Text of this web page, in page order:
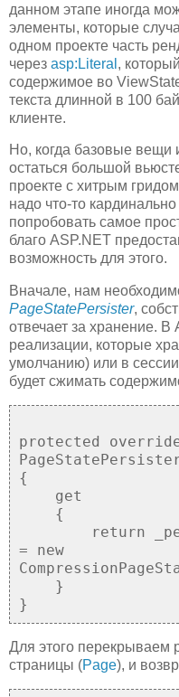
данном этапе иногда
элементы, которые
одном проекте часть
через asp:Literal ,
содержимое во
текста длинной в 100
клиенте.
Но, когда базовые вещи
остаться большой
проекте с хитрым
надо что-то
попробовать самое
благо ASP.NET
возможность для этого.
Вначале, нам
PageStatePersister,
отвечает за хранение.
реализации, которые
умолчанию) или в
будет сжимать
protected
{
get
{
return
= new
}
}
Для этого перекрываем
страницы (Page), и